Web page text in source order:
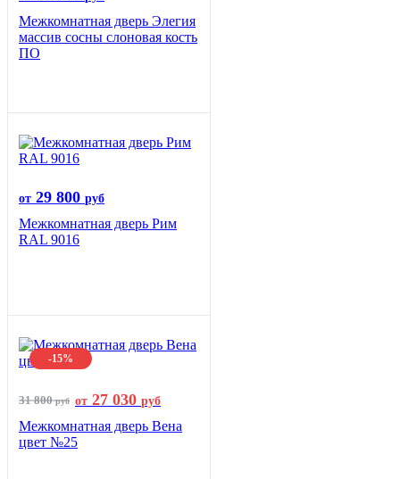
Межкомнатная дверь Элегия
массив сосны слоновая кость
ПО
от 29 800 руб
Межкомнатная дверь Рим
RAL 9016
-15%
31 800руб от 27 030 руб
Межкомнатная дверь Вена
цвет №25